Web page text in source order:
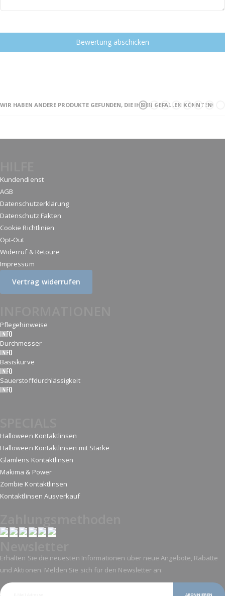
Bewertung abschicken
WIR HABEN ANDERE PRODUKTE GEFUNDEN, DIE IHNEN GEFALLEN KÖNNTEN!
Kundendienst
AGB
Datenschutzerklärung
Datenschutz Fakten
Cookie Richtlinien
Opt-Out
Widerruf & Retoure
Impressum
Vertrag widerrufen
Pflegehinweise
INFO
Durchmesser
INFO
Basiskurve
INFO
Sauerstoffdurchlässigkeit
INFO
Halloween Kontaktlinsen
Halloween Kontaktlinsen mit Stärke
Glamlens Kontaktlinsen
Makima & Power
Zombie Kontaktlinsen
Kontaktlinsen Ausverkauf
Erhalten Sie die neuesten Informationen über neue Angebote, Rabatte
und Aktionen. Melden Sie sich für den Newsletter an:
ABONNIEREN